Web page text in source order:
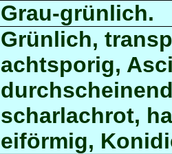
Grau-grünlich.
Grünlich,
achtsporig,
scharlachrot,
eiförmig,